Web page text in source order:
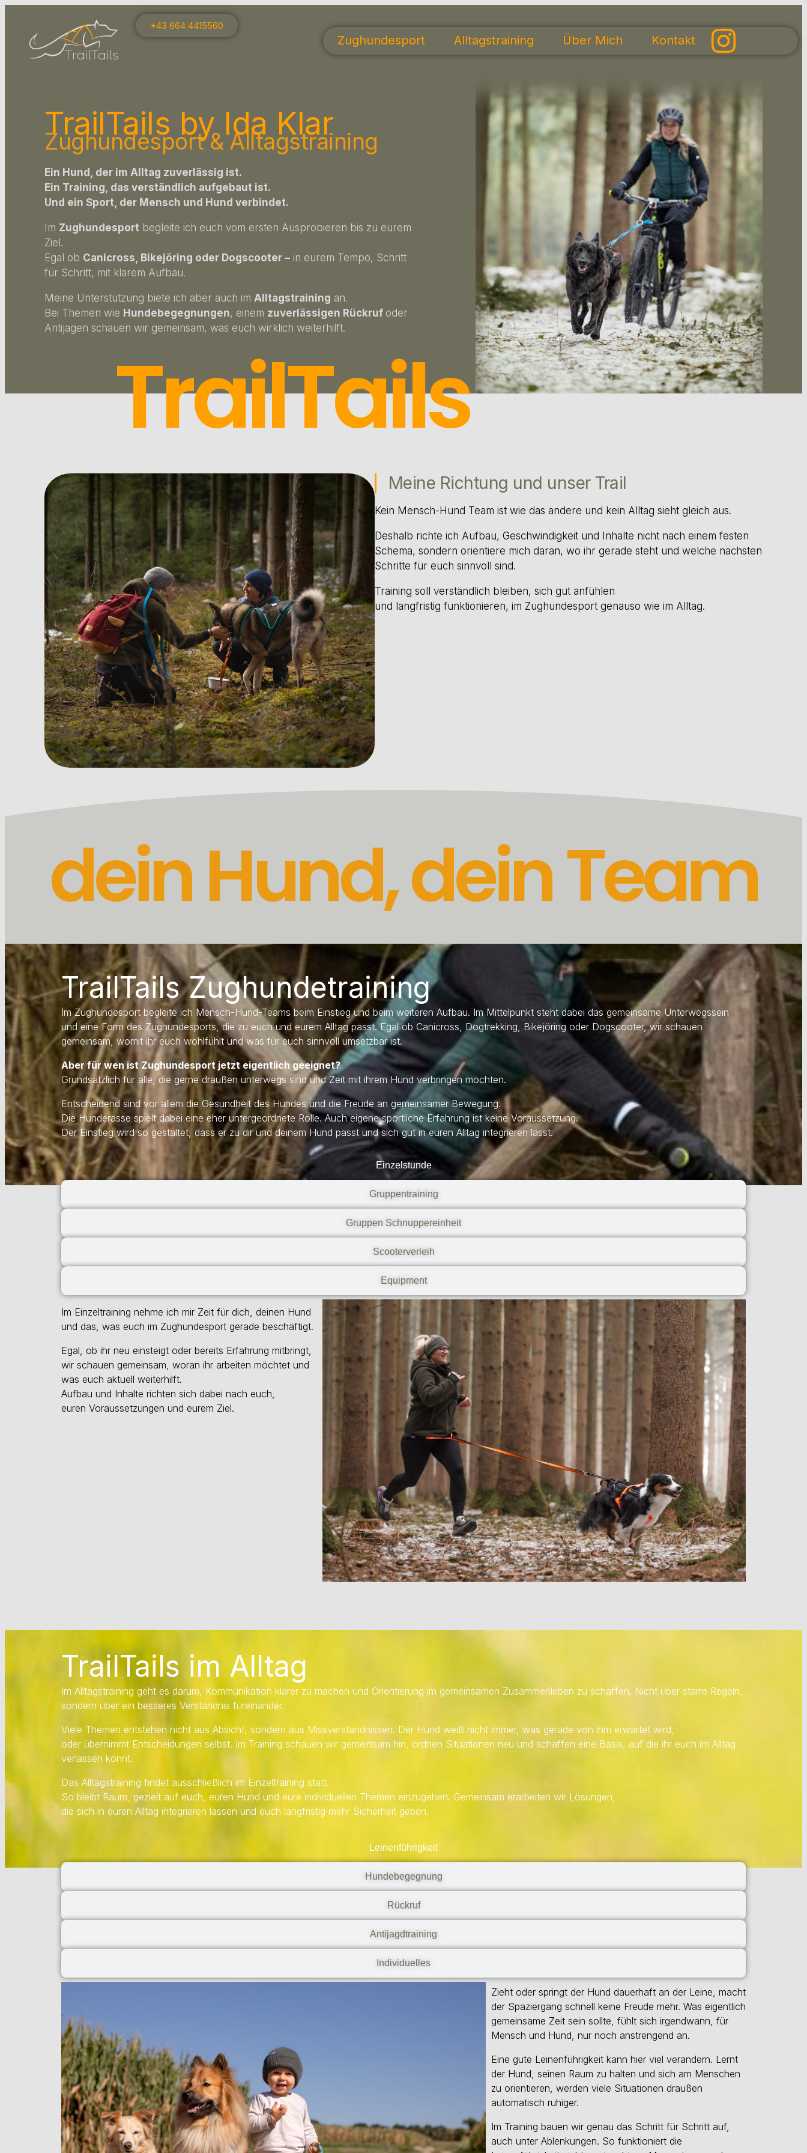
+43 664 4415560
Zughundesport Alltagstraining Über Mich Kontakt
TrailTails by Ida Klar
Zughundesport & Alltagstraining
Ein Hund, der im Alltag zuverlässig ist.
Ein Training, das verständlich aufgebaut ist.
Und ein Sport, der Mensch und Hund verbindet.
Im Zughundesport begleite ich euch vom ersten Ausprobieren bis zu eurem
Ziel.
Egal ob Canicross, Bikejöring oder Dogscooter – in eurem Tempo, Schritt
für Schritt, mit klarem Aufbau.
Meine Unterstützung biete ich aber auch im Alltagstraining an.
Bei Themen wie Hundebegegnungen, einem zuverlässigen Rückruf oder
Antijagen schauen wir gemeinsam, was euch wirklich weiterhilft.
TrailTails
Meine Richtung und unser Trail
Kein Mensch-Hund Team ist wie das andere und kein Alltag sieht gleich aus.
Deshalb richte ich Aufbau, Geschwindigkeit und Inhalte nicht nach einem festen
Schema, sondern orientiere mich daran, wo ihr gerade steht und welche nächsten
Schritte für euch sinnvoll sind.
Training soll verständlich bleiben, sich gut anfühlen
und langfristig funktionieren, im Zughundesport genauso wie im Alltag.
dein Hund, dein Team
TrailTails Zughundetraining
Im Zughundesport begleite ich Mensch-Hund-Teams beim Einstieg und beim weiteren Aufbau. Im Mittelpunkt steht dabei das gemeinsame Unterwegssein
und eine Form des Zughundesports, die zu euch und eurem Alltag passt. Egal ob Canicross, Dogtrekking, Bikejöring oder Dogscooter, wir schauen
gemeinsam, womit ihr euch wohlfühlt und was für euch sinnvoll umsetzbar ist.
Aber für wen ist Zughundesport jetzt eigentlich geeignet?
Grundsätzlich für alle, die gerne draußen unterwegs sind und Zeit mit ihrem Hund verbringen möchten.
Entscheidend sind vor allem die Gesundheit des Hundes und die Freude an gemeinsamer Bewegung.
Die Hunderasse spielt dabei eine eher untergeordnete Rolle. Auch eigene sportliche Erfahrung ist keine Voraussetzung.
Der Einstieg wird so gestaltet, dass er zu dir und deinem Hund passt und sich gut in euren Alltag integrieren lässt.
Einzelstunde
Gruppentraining
Gruppen Schnuppereinheit
Scooterverleih
Equipment
Im Einzeltraining nehme ich mir Zeit für dich, deinen Hund
und das, was euch im Zughundesport gerade beschäftigt.
Egal, ob ihr neu einsteigt oder bereits Erfahrung mitbringt,
wir schauen gemeinsam, woran ihr arbeiten möchtet und
was euch aktuell weiterhilft.
Aufbau und Inhalte richten sich dabei nach euch,
euren Voraussetzungen und eurem Ziel.
TrailTails im Alltag
Im Alltagstraining geht es darum, Kommunikation klarer zu machen und Orientierung im gemeinsamen Zusammenleben zu schaffen. Nicht über starre Regeln,
sondern über ein besseres Verständnis füreinander.
Viele Themen entstehen nicht aus Absicht, sondern aus Missverständnissen. Der Hund weiß nicht immer, was gerade von ihm erwartet wird,
oder übernimmt Entscheidungen selbst. Im Training schauen wir gemeinsam hin, ordnen Situationen neu und schaffen eine Basis, auf die ihr euch im Alltag
verlassen könnt.
Das Alltagstraining findet ausschließlich im Einzeltraining statt.
So bleibt Raum, gezielt auf euch, euren Hund und eure individuellen Themen einzugehen. Gemeinsam erarbeiten wir Lösungen,
die sich in euren Alltag integrieren lassen und euch langfristig mehr Sicherheit geben.
Leinenführigkeit
Hundebegegnung
Rückruf
Antijagdtraining
Individuelles
Zieht oder springt der Hund dauerhaft an der Leine, macht
der Spaziergang schnell keine Freude mehr. Was eigentlich
gemeinsame Zeit sein sollte, fühlt sich irgendwann, für
Mensch und Hund, nur noch anstrengend an.
Eine gute Leinenführigkeit kann hier viel verändern. Lernt
der Hund, seinen Raum zu halten und sich am Menschen
zu orientieren, werden viele Situationen draußen
automatisch ruhiger.
Im Training bauen wir genau das Schritt für Schritt auf,
auch unter Ablenkungen. So funktioniert die